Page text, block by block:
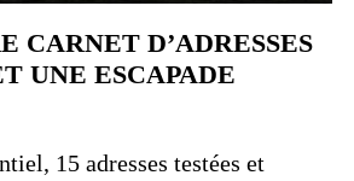
CARNET D’ADRESSES
UNE ESCAPADE
15 adresses testées et